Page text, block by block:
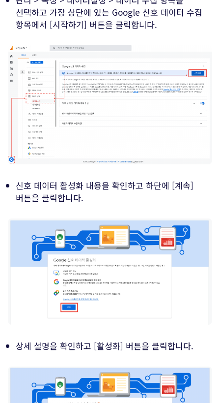
선택하고 가장 상단에 있는 Google 신호 데이터 수집
항목에서 [시작하기] 버튼을 클릭합니다.
신호 데이터 활성화 내용을 확인하고 하단에 [계속]
버튼을 클릭합니다.
상세 설명을 확인하고 [활성화] 버튼을 클릭합니다.